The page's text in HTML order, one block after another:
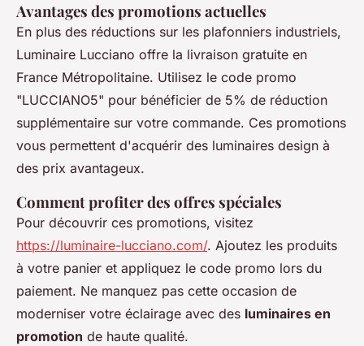
Avantages des promotions actuelles
En plus des réductions sur les plafonniers industriels,
Luminaire Lucciano offre la livraison gratuite en
France Métropolitaine. Utilisez le code promo
"LUCCIANO5" pour bénéficier de 5% de réduction
supplémentaire sur votre commande. Ces promotions
vous permettent d'acquérir des luminaires design à
des prix avantageux.
Comment profiter des offres spéciales
Pour découvrir ces promotions, visitez
https://luminaire-lucciano.com/. Ajoutez les produits
à votre panier et appliquez le code promo lors du
paiement. Ne manquez pas cette occasion de
moderniser votre éclairage avec des luminaires en
promotion de haute qualité.